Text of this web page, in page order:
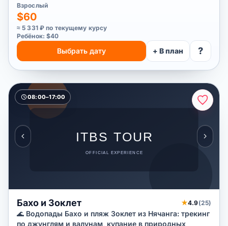
Взрослый
$60
≈ 5 331 ₽ по текущему курсу
Ребёнок: $40
Выбрать дату + В план ?
08:00–17:00
Бахо и Зоклет ★4.9(25)
🌊 Водопады Бахо и пляж Зоклет из Нячанга: трекинг
по джунглям и валунам, купание в природных